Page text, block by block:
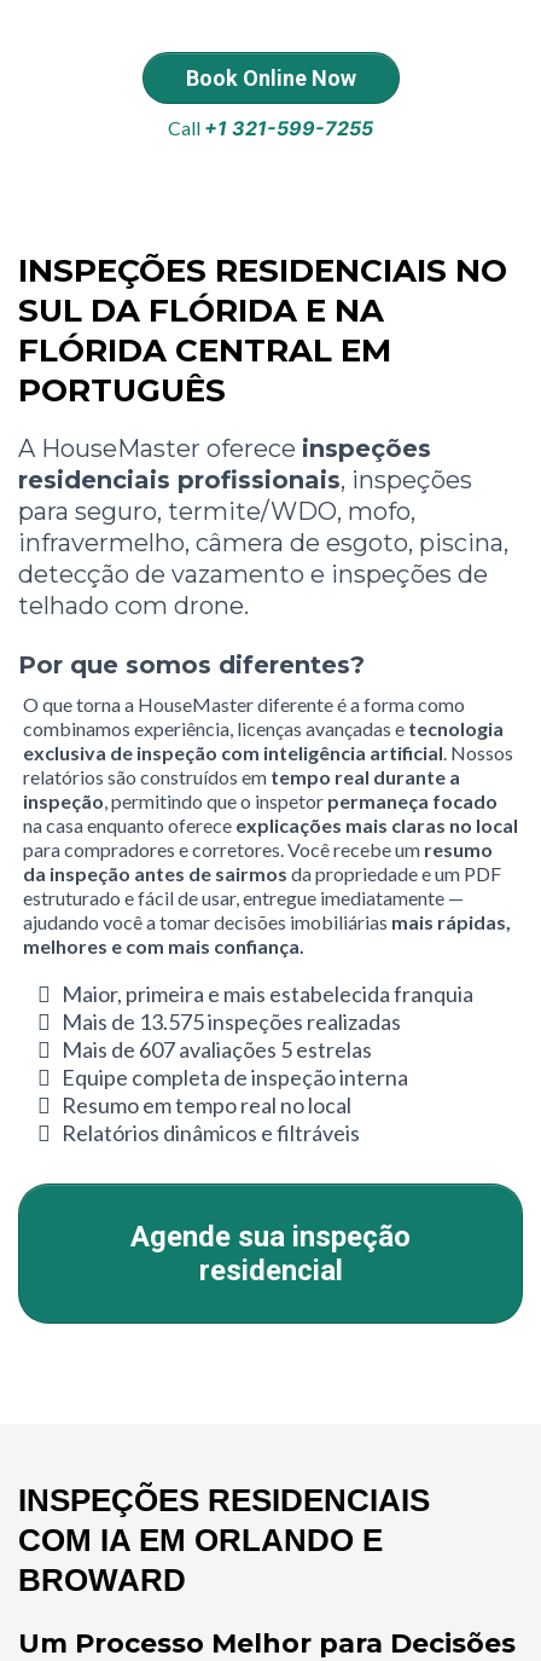
Book Online Now
Call +1 321-599-7255
INSPEÇÕES RESIDENCIAIS NO
SUL DA FLÓRIDA E NA
FLÓRIDA CENTRAL EM
PORTUGUÊS
A HouseMaster oferece inspeções
residenciais profissionais, inspeções
para seguro, termite/WDO, mofo,
infravermelho, câmera de esgoto, piscina,
detecção de vazamento e inspeções de
telhado com drone.
Por que somos diferentes?
O que torna a HouseMaster diferente é a forma como
combinamos experiência, licenças avançadas e tecnologia
exclusiva de inspeção com inteligência artificial. Nossos
relatórios são construídos em tempo real durante a
inspeção, permitindo que o inspetor permaneça focado
na casa enquanto oferece explicações mais claras no local
para compradores e corretores. Você recebe um resumo
da inspeção antes de sairmos da propriedade e um PDF
estruturado e fácil de usar, entregue imediatamente —
ajudando você a tomar decisões imobiliárias mais rápidas,
melhores e com mais confiança.
Maior, primeira e mais estabelecida franquia
Mais de 13.575 inspeções realizadas
Mais de 607 avaliações 5 estrelas
Equipe completa de inspeção interna
Resumo em tempo real no local
Relatórios dinâmicos e filtráveis
Agende sua inspeção
residencial
INSPEÇÕES RESIDENCIAIS
COM IA EM ORLANDO E
BROWARD
Um Processo Melhor para Decisões